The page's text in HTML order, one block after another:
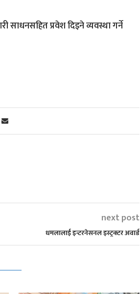
साधनसहित प्रवेश दिइने व्यवस्था गर्ने
next post
धमलालाई इन्टरनेसनल इस्ट्रक्टर अवार्ड